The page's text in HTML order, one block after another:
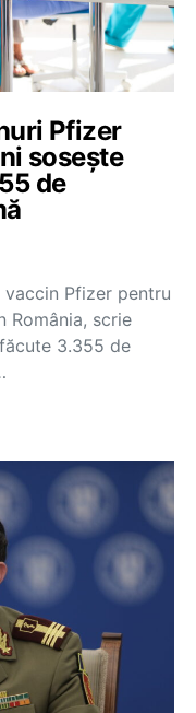
Pfizer
sosește
de
vaccin Pfizer pentru
România, scrie
3.355 de